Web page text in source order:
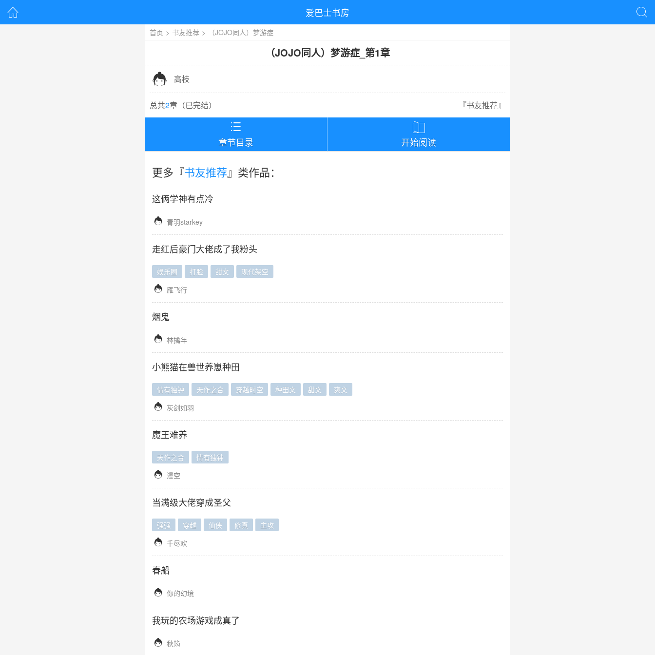
 爱巴士书房 
首页 > 书友推荐 > （JOJO同人）梦游症
（JOJO同人）梦游症 第1章
 高枝
总共2章（已完结） 『书友推荐』

章节目录

开始阅读
更多『书友推荐』类作品：
这俩学神有点冷
 青羽starkey
走红后豪门大佬成了我粉头
娱乐圈 打脸 甜文 现代架空
 雁飞行
烟鬼
 林擒年
小熊猫在兽世养崽种田
情有独钟 天作之合 穿越时空 种田文 甜文 爽文
 灰剑如羽
魔王难养
天作之合 情有独钟
 漫空
当满级大佬穿成圣父
强强 穿越 仙侠 修真 主攻
 千尽欢
春船
 你的幻境
我玩的农场游戏成真了
 秋筠